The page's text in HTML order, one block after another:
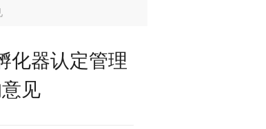
化器认定管理
见